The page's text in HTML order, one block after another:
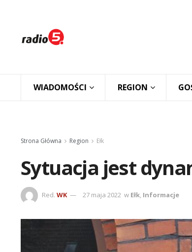
WIADOMOŚCI REGION
Strona Główna Region Ełk
Sytuacja jest
Red. WK 27 maja 2022 w Ełk, Informacje